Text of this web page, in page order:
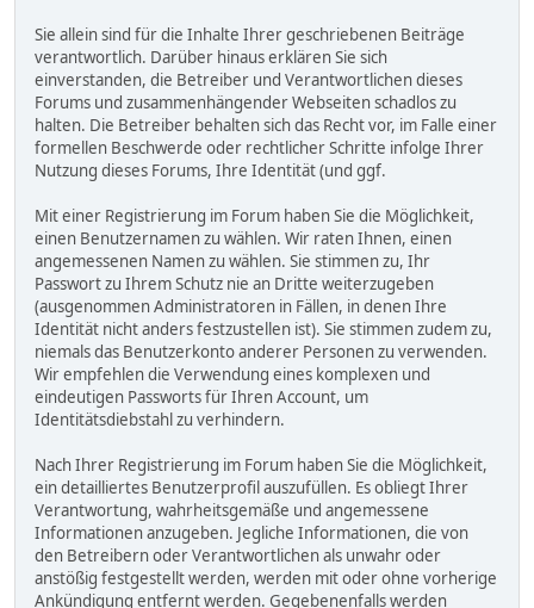
Sie allein sind für die Inhalte Ihrer geschriebenen Beiträge
verantwortlich. Darüber hinaus erklären Sie sich
einverstanden, die Betreiber und Verantwortlichen dieses
Forums und zusammenhängender Webseiten schadlos zu
halten. Die Betreiber behalten sich das Recht vor, im Falle einer
formellen Beschwerde oder rechtlicher Schritte infolge Ihrer
Nutzung dieses Forums, Ihre Identität (und ggf.
Mit einer Registrierung im Forum haben Sie die Möglichkeit,
einen Benutzernamen zu wählen. Wir raten Ihnen, einen
angemessenen Namen zu wählen. Sie stimmen zu, Ihr
Passwort zu Ihrem Schutz nie an Dritte weiterzugeben
(ausgenommen Administratoren in Fällen, in denen Ihre
Identität nicht anders festzustellen ist). Sie stimmen zudem zu,
niemals das Benutzerkonto anderer Personen zu verwenden.
Wir empfehlen die Verwendung eines komplexen und
eindeutigen Passworts für Ihren Account, um
Identitätsdiebstahl zu verhindern.
Nach Ihrer Registrierung im Forum haben Sie die Möglichkeit,
ein detailliertes Benutzerprofil auszufüllen. Es obliegt Ihrer
Verantwortung, wahrheitsgemäße und angemessene
Informationen anzugeben. Jegliche Informationen, die von
den Betreibern oder Verantwortlichen als unwahr oder
anstößig festgestellt werden, werden mit oder ohne vorherige
Ankündigung entfernt werden. Gegebenenfalls werden